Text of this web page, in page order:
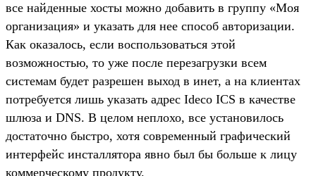
все найденные хосты можно добавить в группу «Моя
организация» и указать для нее способ авторизации.
Как оказалось, если воспользоваться этой
возможностью, то уже после перезагрузки всем
системам будет разрешен выход в инет, а на клиентах
потребуется лишь указать адрес Ideco ICS в качестве
шлюза и DNS. В целом неплохо, все установилось
достаточно быстро, хотя современный графический
интерфейс инсталлятора явно был бы больше к лицу
коммерческому продукту.